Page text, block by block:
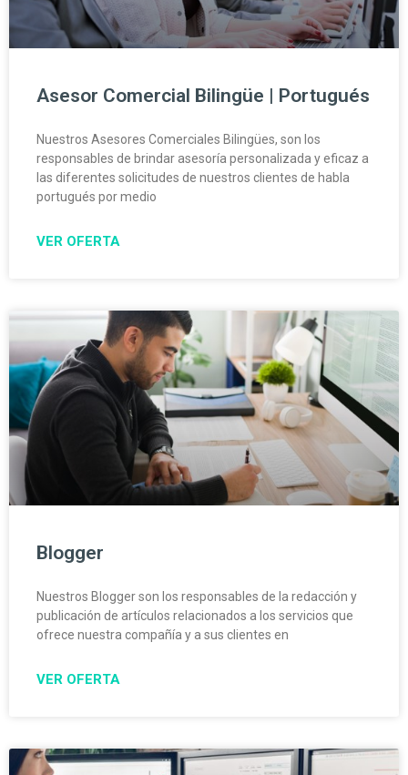
Asesor Comercial Bilingüe | Portugués
Nuestros Asesores Comerciales Bilingües, son los
responsables de brindar asesoría personalizada y eficaz a
las diferentes solicitudes de nuestros clientes de habla
portugués por medio
VER OFERTA
Blogger
Nuestros Blogger son los responsables de la redacción y
publicación de artículos relacionados a los servicios que
ofrece nuestra compañía y a sus clientes en
VER OFERTA